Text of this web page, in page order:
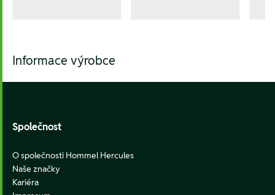
Informace výrobce
Společnost
O společnosti Hommel Hercules
Naše značky
Kariéra